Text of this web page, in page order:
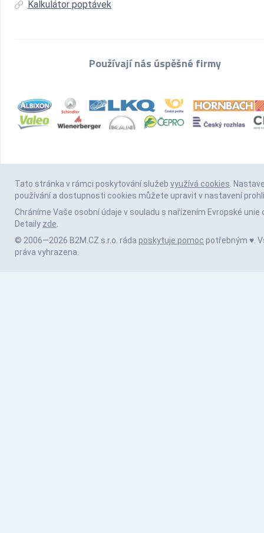
Kalkulátor poptávek
Používají nás úspěšné firmy
Tato stránka v rámci poskytování služeb využívá cookies.
používání a dostupnosti cookies můžete upravit v nastavení
Chráníme Vaše osobní údaje v souladu s nařízením Evropské unie
Detaily zde.
© 2006—2026 B2M.CZ s.r.o. ráda poskytuje pomoc potřebným ♥️.
práva vyhrazena.